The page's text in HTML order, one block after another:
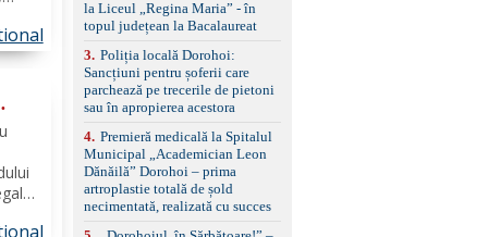
panoramică, geamuri
spate fumurii Carlig de
remorcare Bonus: -
Covorașe textile montate
pe mașină. -Ofer și un
set de covorașe din
împreună cu un set de
anvelope de iarnă.
la Liceul „Regina Maria” - în
topul județean la Bacalaureat
3. Poliția locală Dorohoi:
Sancțiuni pentru șoferii care
parchează pe trecerile de pietoni
sau în apropierea acestora
4. Premieră medicală la Spitalul
Municipal „Academician Leon
Dănăilă” Dorohoi – prima
artroplastie totală de șold
necimentată, realizată cu succes